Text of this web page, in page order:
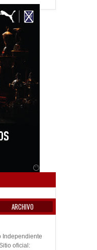
ARCHIVO
Independiente
oficial: